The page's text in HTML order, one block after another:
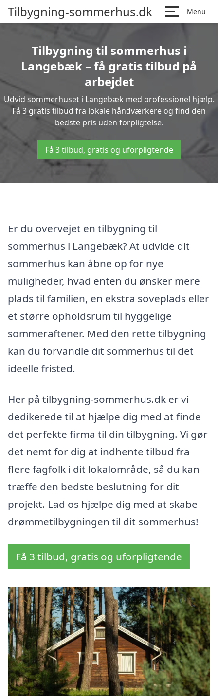
Tilbygning-sommerhus.dk Menu
Tilbygning til sommerhus i
Langebæk – få gratis tilbud på
arbejdet
Udvid sommerhuset i Langebæk med professionel hjælp.
Få 3 gratis tilbud fra lokale håndværkere og find den
bedste pris uden forpligtelse.
Få 3 tilbud, gratis og uforpligtende
Er du overvejet en tilbygning til
sommerhus i Langebæk? At udvide dit
sommerhus kan åbne op for nye
muligheder, hvad enten du ønsker mere
plads til familien, en ekstra soveplads eller
et større opholdsrum til hyggelige
sommeraftener. Med den rette tilbygning
kan du forvandle dit sommerhus til det
ideelle fristed.
Her på tilbygning-sommerhus.dk er vi
dedikerede til at hjælpe dig med at finde
det perfekte firma til din tilbygning. Vi gør
det nemt for dig at indhente tilbud fra
flere fagfolk i dit lokalområde, så du kan
træffe den bedste beslutning for dit
projekt. Lad os hjælpe dig med at skabe
drømmetilbygningen til dit sommerhus!
Få 3 tilbud, gratis og uforpligtende